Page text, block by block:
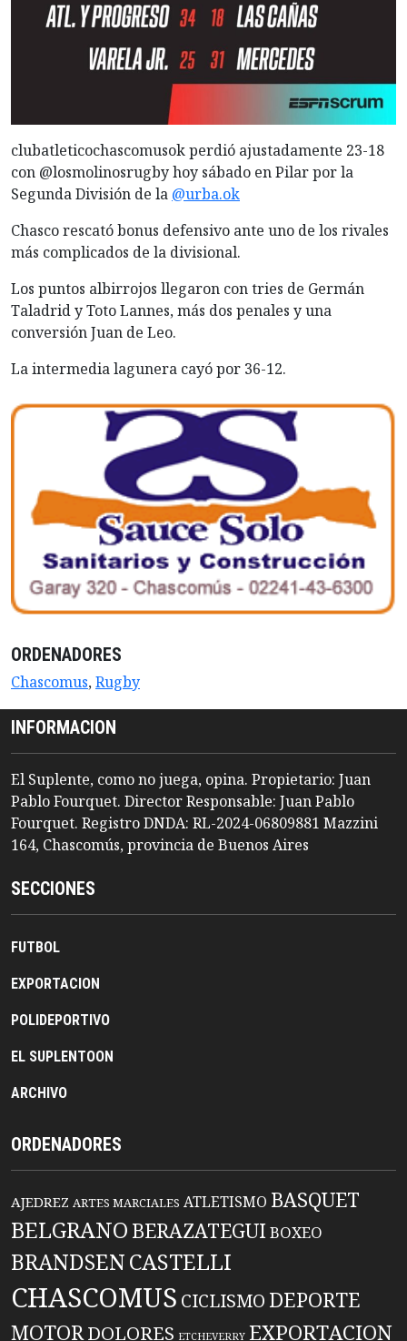
clubatleticochascomusok perdió ajustadamente 23-18
con @losmolinosrugby hoy sábado en Pilar por la
Segunda División de la @urba.ok
Chasco rescató bonus defensivo ante uno de los rivales
más complicados de la divisional.
Los puntos albirrojos llegaron con tries de Germán
Taladrid y Toto Lannes, más dos penales y una
conversión Juan de Leo.
La intermedia lagunera cayó por 36-12.
ORDENADORES
Chascomus,Rugby
INFORMACION
El Suplente, como no juega, opina. Propietario: Juan
Pablo Fourquet. Director Responsable: Juan Pablo
Fourquet. Registro DNDA: RL-2024-06809881 Mazzini
164, Chascomús, provincia de Buenos Aires
SECCIONES
FUTBOL
EXPORTACION
POLIDEPORTIVO
EL SUPLENTOON
ARCHIVO
ORDENADORES
AJEDREZ ARTES MARCIALES ATLETISMO BASQUET
BELGRANO BERAZATEGUIBOXEO
BRANDSENCASTELLI
CHASCOMUS CICLISMO DEPORTE
MOTORDOLORES ETCHEVERRY EXPORTACION